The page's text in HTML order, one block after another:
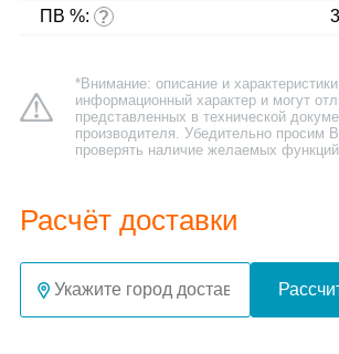
ПВ %: ?
*Внимание: описание и
информационный характер и могут
представленных в технической
производителя. Убедительно просим
проверять наличие желаемых функций
Расчёт доставки